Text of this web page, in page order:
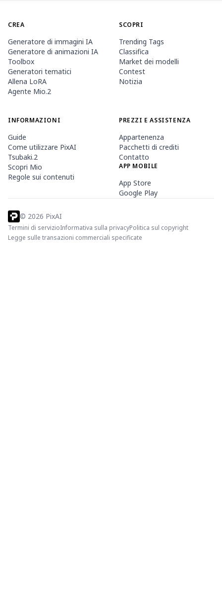
CREA
Generatore di immagini IA
Generatore di animazioni IA
Toolbox
Generatori tematici
Allena LoRA
Agente Mio.2
SCOPRI
Trending Tags
Classifica
Market dei modelli
Contest
Notizia
INFORMAZIONI
Guide
Come utilizzare PixAI
Tsubaki.2
Scopri Mio
Regole sui contenuti
PREZZI E ASSISTENZA
Appartenenza
Pacchetti di crediti
Contatto
APP MOBILE
App Store
Google Play
© 2026 PixAI
Termini di servizioInformativa sulla privacyPolitica sul copyright
Legge sulle transazioni commerciali specificate